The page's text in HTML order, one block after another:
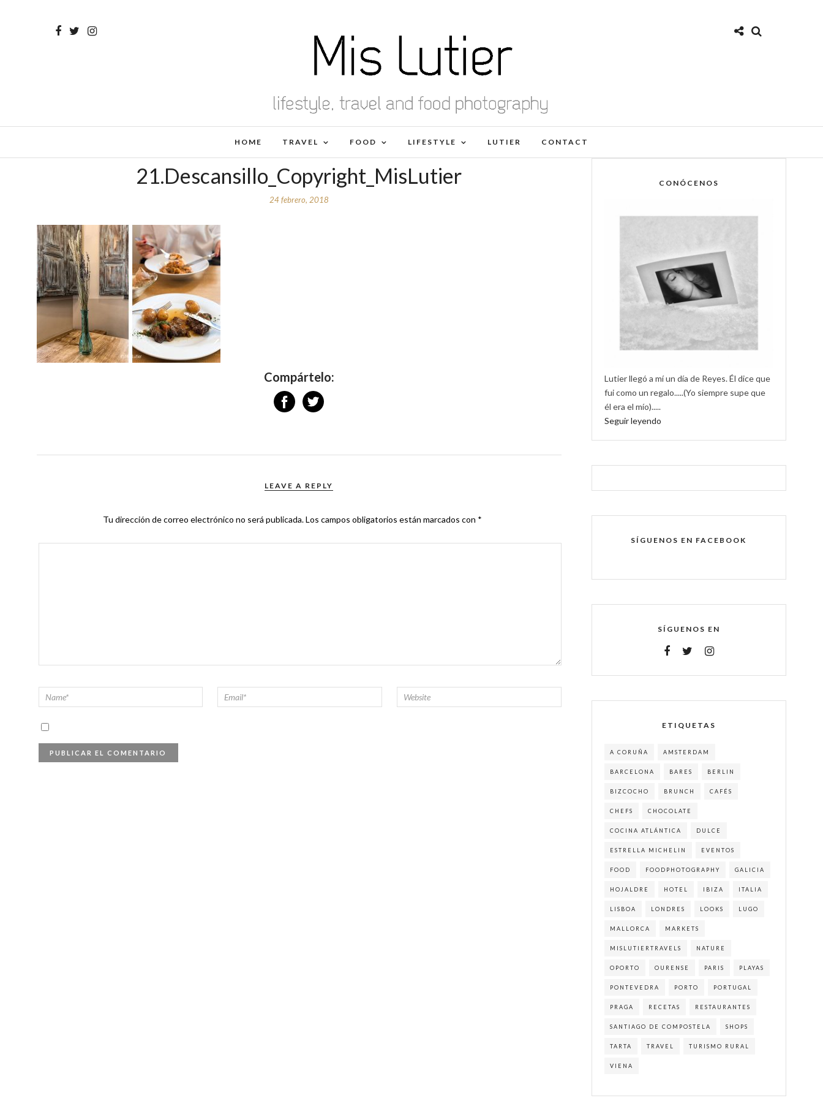
HOME TRAVEL FOOD LIFESTYLE LUTIER CONTACT
21.Descansillo_Copyright_MisLutier
24 febrero, 2018
Compártelo:
LEAVE A REPLY
Tu dirección de correo electrónico no será publicada.Los campos obligatorios están marcados con *
CONÓCENOS
Lutier llegó a mí un día de Reyes. Él dice que
fui como un regalo.....(Yo siempre supe que
él era el mío).....
Seguir leyendo
SÍGUENOS EN FACEBOOK
SÍGUENOS EN
ETIQUETAS
A CORUÑA AMSTERDAM
BARCELONA BARES BERLIN
BIZCOCHO BRUNCH CAFÉS
CHEFS CHOCOLATE
COCINA ATLÁNTICA DULCE
ESTRELLA MICHELIN EVENTOS
FOOD FOODPHOTOGRAPHY GALICIA
HOJALDRE HOTEL IBIZA ITALIA
LISBOA LONDRES LOOKS LUGO
MALLORCA MARKETS
MISLUTIERTRAVELS NATURE
OPORTO OURENSE PARIS PLAYAS
PONTEVEDRA PORTO PORTUGAL
PRAGA RECETAS RESTAURANTES
SANTIAGO DE COMPOSTELA SHOPS
TARTA TRAVEL TURISMO RURAL
VIENA